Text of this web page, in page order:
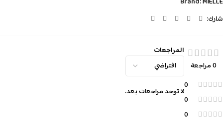
شارك:
0 مراجعة
0
0
0
المراجعات
لا توجد مراجعات بعد.